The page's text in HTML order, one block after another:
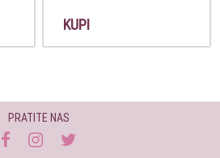
KUPI
PRATITE NAS